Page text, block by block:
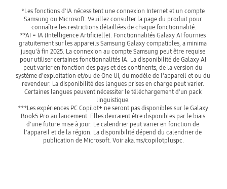
*Les fonctions d'IA nécessitent une connexion Internet et un compte
Samsung ou Microsoft. Veuillez consulter la page du produit pour
connaître les restrictions détaillées de chaque fonctionnalité.
**AI = IA (Intelligence Artificielle). Fonctionnalités Galaxy AI fournies
gratuitement sur les appareils Samsung Galaxy compatibles, a minima
jusqu'à fin 2025. La connexion au compte Samsung peut être requise
pour utiliser certaines fonctionnalités IA. La disponibilité de Galaxy AI
peut varier en fonction des pays et des continents, de la version du
système d'exploitation et/ou de One UI, du modèle de l'appareil et ou du
revendeur. La disponibilité des langues prises en charge peut varier.
Certaines langues peuvent nécessiter le téléchargement d'un pack
linguistique.
***Les expériences PC Copilot+ ne seront pas disponibles sur le Galaxy
Book5 Pro au lancement. Elles devraient être disponibles par le biais
d'une future mise à jour. Le calendrier peut varier en fonction de
l'appareil et de la région. La disponibilité dépend du calendrier de
publication de Microsoft. Voir aka.ms/copilotpluspc.